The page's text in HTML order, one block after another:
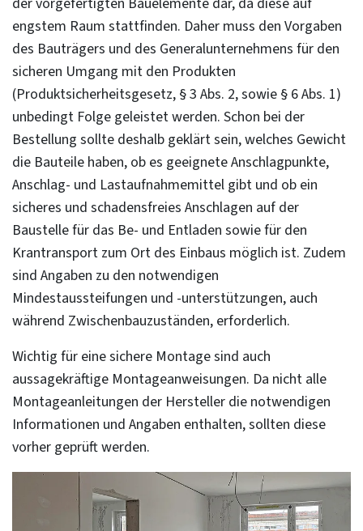
engstem Raum stattfinden. Daher muss den Vorgaben
des Bauträgers und des Generalunternehmens für den
sicheren Umgang mit den Produkten
(Produktsicherheitsgesetz, § 3 Abs. 2, sowie § 6 Abs. 1)
unbedingt Folge geleistet werden. Schon bei der
Bestellung sollte deshalb geklärt sein, welches Gewicht
die Bauteile haben, ob es geeignete Anschlagpunkte,
Anschlag- und Lastaufnahmemittel gibt und ob ein
sicheres und schadensfreies Anschlagen auf der
Baustelle für das Be- und Entladen sowie für den
Krantransport zum Ort des Einbaus möglich ist. Zudem
sind Angaben zu den notwendigen
Mindestaussteifungen und -unterstützungen, auch
während Zwischenbauzuständen, erforderlich.
Wichtig für eine sichere Montage sind auch
aussagekräftige Montageanweisungen. Da nicht alle
Montageanleitungen der Hersteller die notwendigen
Informationen und Angaben enthalten, sollten diese
vorher geprüft werden.